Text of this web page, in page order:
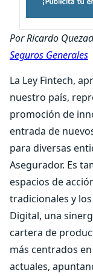
Por Ricardo
Seguros Generales
La Ley Fintech,
nuestro país,
promoción de
entrada de
para diversas
Asegurador. Es
espacios de
tradicionales y
Digital, una
cartera de
más centrados
actuales,